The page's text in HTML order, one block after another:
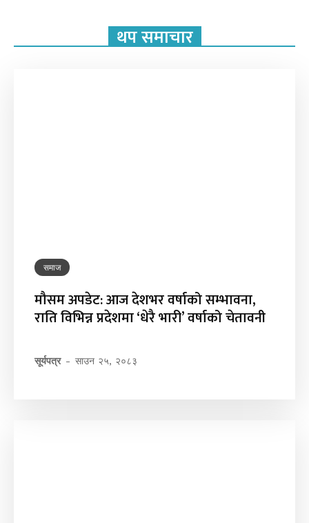
थप समाचार
समाज
मौसम अपडेट: आज देशभर वर्षाको सम्भावना,
राति विभिन्न प्रदेशमा ‘धेरै भारी’ वर्षाको चेतावनी
सूर्यपत्र - साउन २५, २०८३